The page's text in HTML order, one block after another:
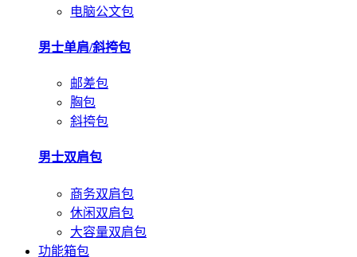
电脑公文包
男士单肩/斜挎包
邮差包
胸包
斜挎包
男士双肩包
商务双肩包
休闲双肩包
大容量双肩包
功能箱包